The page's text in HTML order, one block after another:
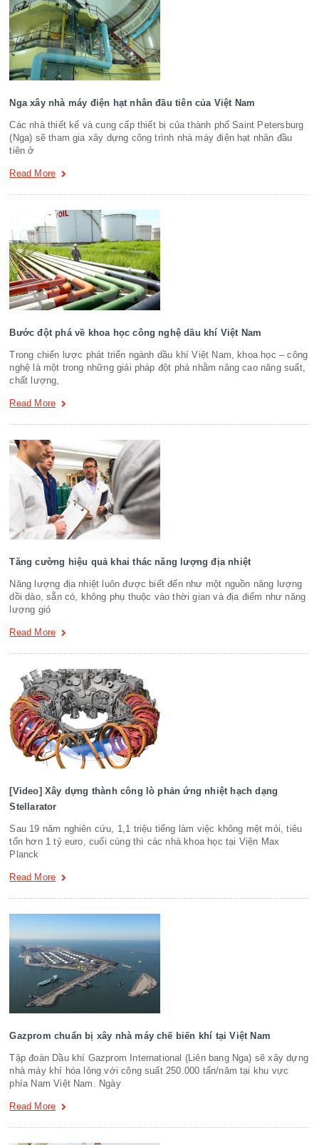
Nga xây nhà máy điện hạt nhân đầu tiên của Việt Nam
Các nhà thiết kế và cung cấp thiết bị của thành phố Saint Petersburg
(Nga) sẽ tham gia xây dựng công trình nhà máy điện hạt nhân đầu
tiên ở
Read More
Bước đột phá về khoa học công nghệ dầu khí Việt Nam
Trong chiến lược phát triển ngành dầu khí Việt Nam, khoa học – công
nghệ là một trong những giải pháp đột phá nhằm nâng cao năng suất,
chất lượng,
Read More
Tăng cường hiệu quả khai thác năng lượng địa nhiệt
Năng lượng địa nhiệt luôn được biết đến như một nguồn năng lượng
dồi dào, sẵn có, không phụ thuộc vào thời gian và địa điểm như năng
lượng gió
Read More
[Video] Xây dựng thành công lò phản ứng nhiệt hạch dạng
Stellarator
Sau 19 năm nghiên cứu, 1,1 triệu tiếng làm việc không mệt mỏi, tiêu
tốn hơn 1 tỷ euro, cuối cùng thì các nhà khoa học tại Viện Max
Planck
Read More
Gazprom chuẩn bị xây nhà máy chế biến khí tại Việt Nam
Tập đoàn Dầu khí Gazprom International (Liên bang Nga) sẽ xây dựng
nhà máy khí hóa lỏng với công suất 250.000 tấn/năm tại khu vực
phía Nam Việt Nam. Ngày
Read More